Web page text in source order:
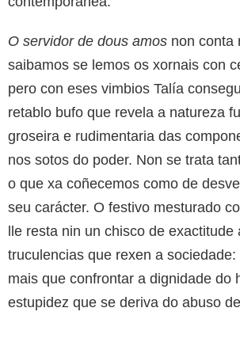
O servidor de dous amos non conta
saibamos se lemos os xornais con
pero con eses vimbios Talía
retablo bufo que revela a natureza
groseira e rudimentaria das
nos sotos do poder. Non se trata
o que xa coñecemos como de
seu carácter. O festivo mesturado
lle resta nin un chisco de
truculencias que rexen a
mais que confrontar a dignidade do
estupidez que se deriva do abuso